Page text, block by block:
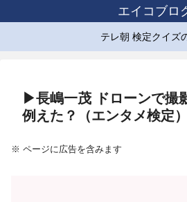
エイコブロ
テレ朝 検定クイズ
▶長嶋一茂 ドローンで撮
例えた？（エンタメ検定）
※ ページに広告を含みます